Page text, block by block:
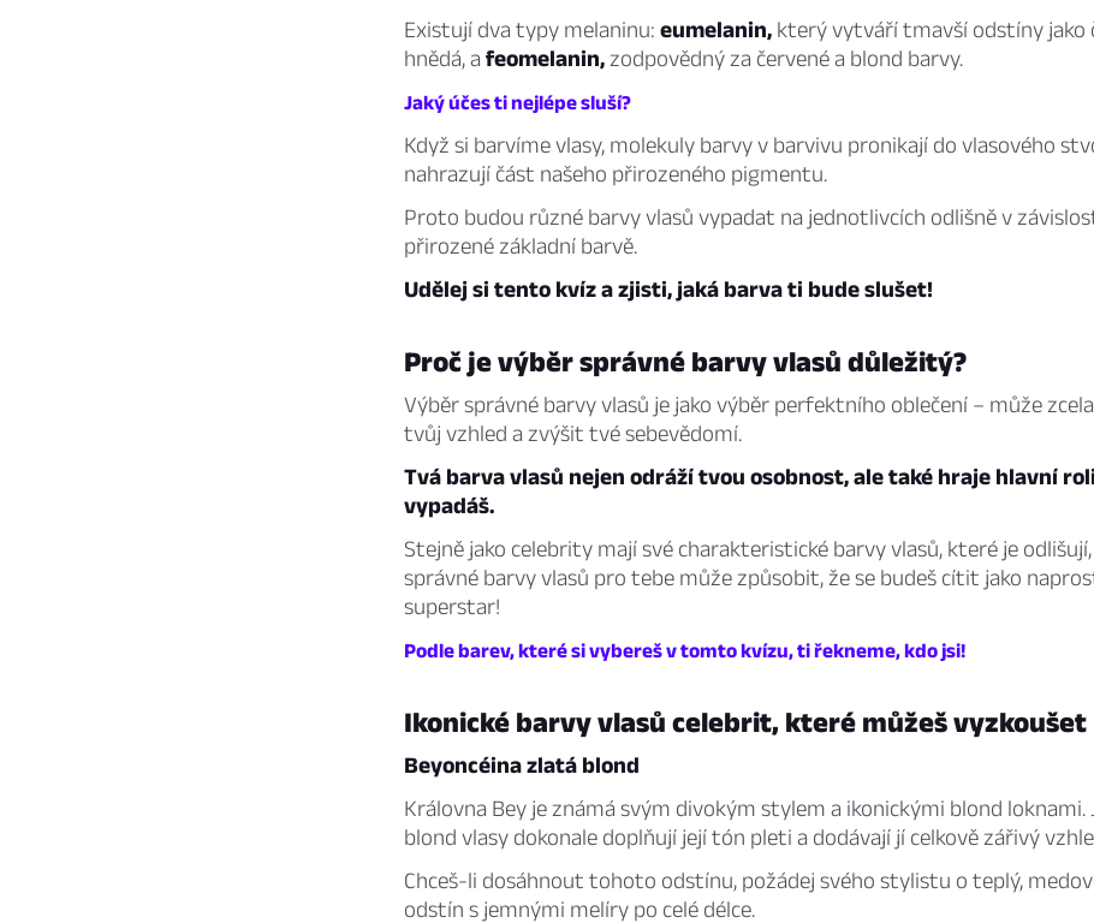
Existují dva typy melaninu: eumelanin, který vytváří tmavší odstíny jako
hnědá, a feomelanin, zodpovědný za červené a blond barvy.
Jaký účes ti nejlépe sluší?
Když si barvíme vlasy, molekuly barvy v barvivu pronikají do vlasového
nahrazují část našeho přirozeného pigmentu.
Proto budou různé barvy vlasů vypadat na jednotlivcích odlišně v
přirozené základní barvě.
Udělej si tento kvíz a zjisti, jaká barva ti bude slušet!
Proč je výběr správné barvy vlasů důležitý?
Výběr správné barvy vlasů je jako výběr perfektního oblečení – může
tvůj vzhled a zvýšit tvé sebevědomí.
Tvá barva vlasů nejen odráží tvou osobnost, ale také hraje hlavní
vypadáš.
Stejně jako celebrity mají své charakteristické barvy vlasů, které je
správné barvy vlasů pro tebe může způsobit, že se budeš cítit jako
superstar!
Podle barev, které si vybereš v tomto kvízu, ti řekneme, kdo jsi!
Ikonické barvy vlasů celebrit, které můžeš vyzkoušet
Beyoncéina zlatá blond
Královna Bey je známá svým divokým stylem a ikonickými blond loknami.
blond vlasy dokonale doplňují její tón pleti a dodávají jí celkově zářivý
Chceš-li dosáhnout tohoto odstínu, požádej svého stylistu o teplý,
odstín s jemnými melíry po celé délce.